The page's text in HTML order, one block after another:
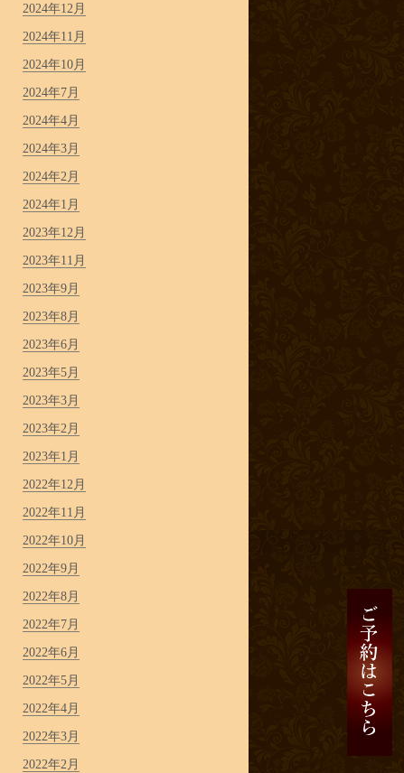
2024年12月
2024年11月
2024年10月
2024年7月
2024年4月
2024年3月
2024年2月
2024年1月
2023年12月
2023年11月
2023年9月
2023年8月
2023年6月
2023年5月
2023年3月
2023年2月
2023年1月
2022年12月
2022年11月
2022年10月
2022年9月
2022年8月
2022年7月
2022年6月
2022年5月
2022年4月
2022年3月
2022年2月